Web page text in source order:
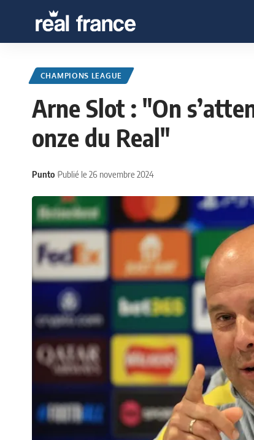
CHAMPIONS LEAGUE
Arne Slot : "On
onze du Real"
Punto Publié le 26 novembre 2024